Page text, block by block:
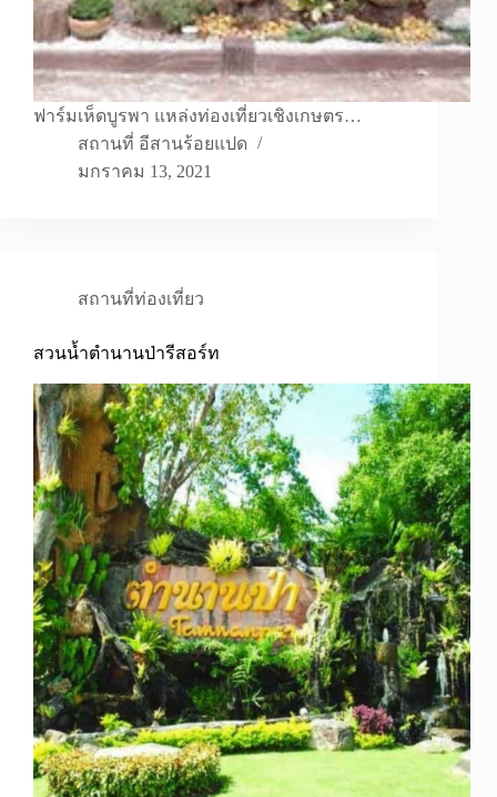
ฟาร์มเห็ดบูรพา แหล่งท่องเที่ยวเชิงเกษตร…
สถานที่ อีสานร้อยแปด
มกราคม 13, 2021
สถานที่ท่องเที่ยว
สวนน้ำตำนานป่ารีสอร์ท